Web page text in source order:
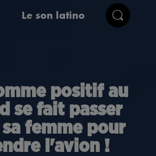
Le son latino
positif au
se fait passer
femme pour
l'avion !